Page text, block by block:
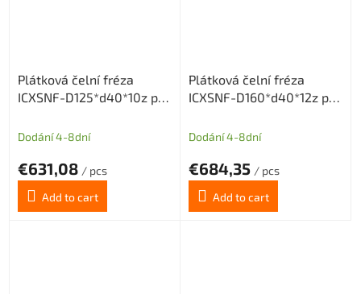
Plátková čelní fréza
ICXSNF-D125*d40*10z pro
SNMX1205
Dodání 4-8dní
€631,08 / pcs
Add to cart
Plátková čelní fréza
ICXSNF-D160*d40*12z pro
SNMX1205
Dodání 4-8dní
€684,35 / pcs
Add to cart